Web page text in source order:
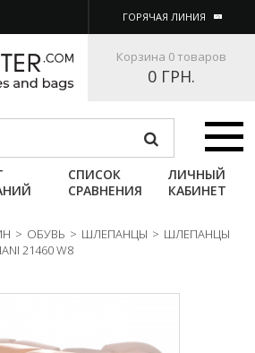
ГОРЯЧАЯ ЛИНИЯ
Корзина 0 товаров
0 ГРН.
СПИСОК
СРАВНЕНИЯ
ЛИЧНЫЙ
КАБИНЕТ
> ОБУВЬ > ШЛЕПАНЦЫ > ШЛЕПАНЦЫ
21460 W8